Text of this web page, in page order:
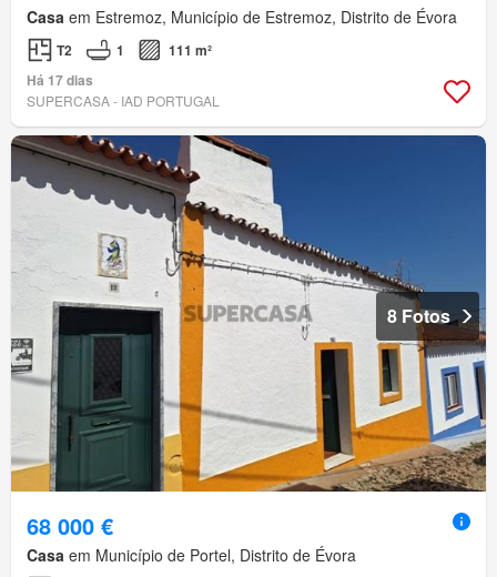
Casa em Estremoz, Município de Estremoz, Distrito de Évora
T2 1
111 m²
Há 17 dias
SUPERCASA - IAD PORTUGAL
8 Fotos
68 000 €
Casa em Município de Portel, Distrito de Évora